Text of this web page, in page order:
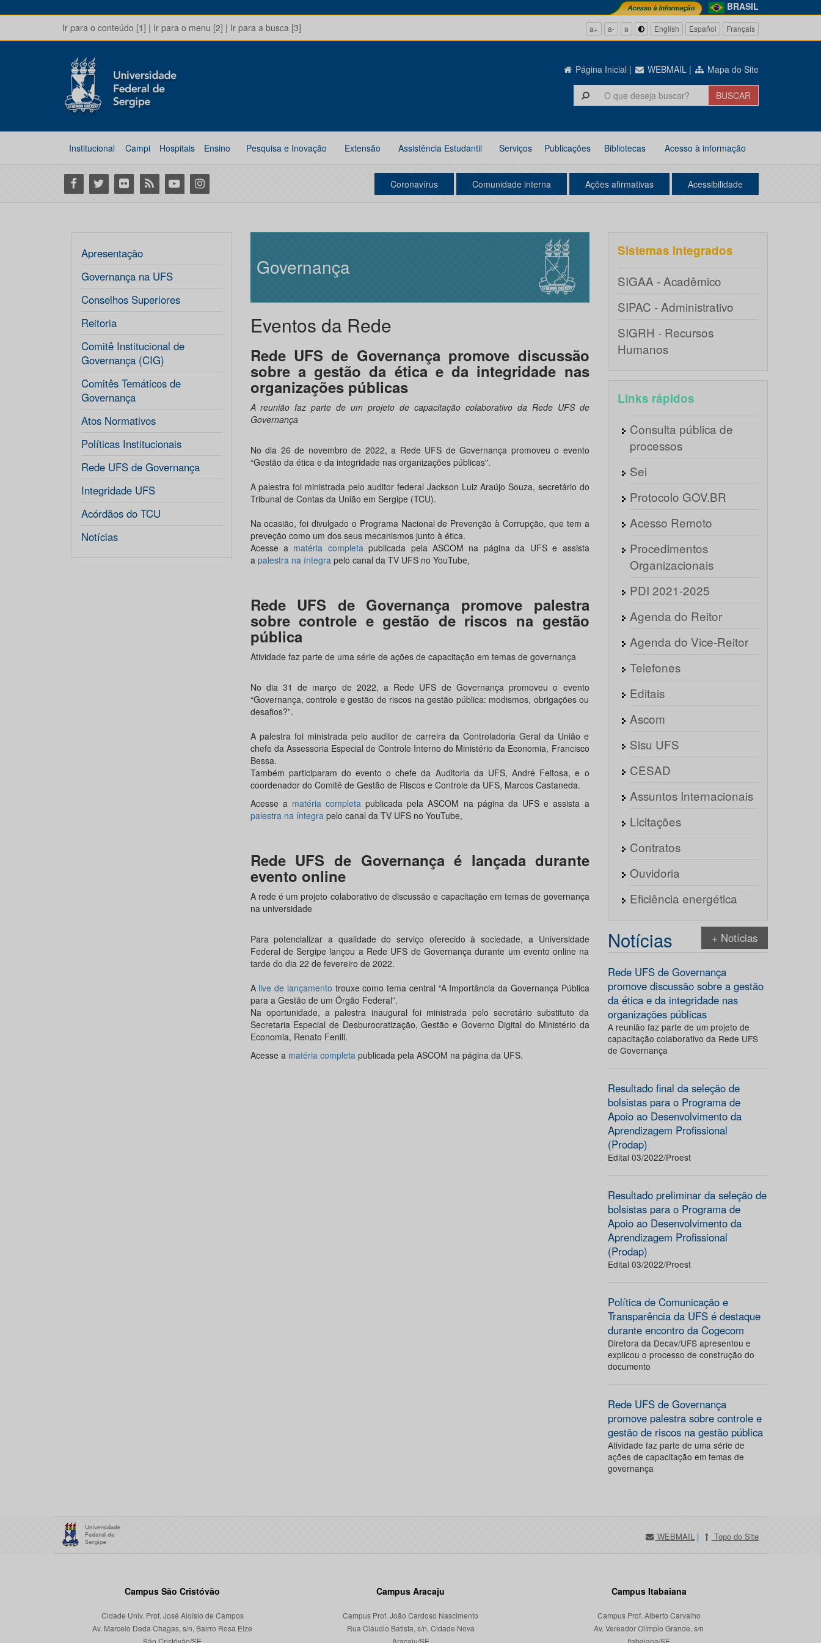
BRASIL
Ir para o conteúdo [1] | Ir para o menu [2] | Ir para a busca [3] a+ a- a English Español Français
Página Inicial | WEBMAIL | Mapa do Site
Institucional Campi Hospitais Ensino Pesquisa e Inovação Extensão Assistência Estudantil Serviços Publicações Bibliotecas Acesso à informação
Facebook
Twitter Flickr RSS YoutubeInstagram Coronavírus Comunidade interna Ações afirmativas Acessibilidade
Apresentação
Governança na UFS
Conselhos Superiores
Reitoria
Comitê Institucional de
Governança (CIG)
Comitês Temáticos de
Governança
Atos Normativos
Políticas Institucionais
Rede UFS de Governança
Integridade UFS
Acórdãos do TCU
Notícias
Governança
Eventos da Rede
Rede UFS de Governança promove discussão
sobre a gestão da ética e da integridade nas
organizações públicas
A reunião faz parte de um projeto de capacitação colaborativo da Rede UFS de
Governança
No dia 26 de novembro de 2022, a Rede UFS de Governança promoveu o evento
“Gestão da ética e da integridade nas organizações públicas".
A palestra foi ministrada pelo auditor federal Jackson Luiz Araújo Souza, secretário do
Tribunal de Contas da União em Sergipe (TCU).
Na ocasião, foi divulgado o Programa Nacional de Prevenção à Corrupção, que tem a
preveção como um dos seus mecanismos junto à ética.
Acesse amatéria completapublicada pela ASCOM na página da UFS e assista
a palestra na íntegrapelo canal da TV UFS no YouTube,
Rede UFS de Governança promove palestra
sobre controle e gestão de riscos na gestão
pública
Atividade faz parte de uma série de ações de capacitação em temas de governança
No dia 31 de março de 2022, a Rede UFS de Governança promoveu o evento
“Governança, controle e gestão de riscos na gestão pública: modismos, obrigações ou
desafios?”.
A palestra foi ministrada pelo auditor de carreira da Controladoria Geral da União e
chefe da Assessoria Especial de Controle Interno do Ministério da Economia, Francisco
Bessa.
Também participaram do evento o chefe da Auditoria da UFS, André Feitosa, e o
coordenador do Comitê de Gestão de Riscos e Controle da UFS, Marcos Castaneda.
Acesse a matéria completapublicada pela ASCOM na página da UFS e assista a
palestra na íntegrapelo canal da TV UFS no YouTube,
Rede UFS de Governança é lançada durante
evento online
A rede é um projeto colaborativo de discussão e capacitação em temas de governança
na universidade
Para potencializar a qualidade do serviço oferecido à sociedade, a Universidade
Federal de Sergipe lançou a Rede UFS de Governança durante um evento online na
tarde do dia 22 de fevereiro de 2022.
A live de lançamento trouxe como tema central “A Importância da Governança Pública
para a Gestão de um Órgão Federal”.
Na oportunidade, a palestra inaugural foi ministrada pelo secretário substituto da
Secretaria Especial de Desburocratização, Gestão e Governo Digital do Ministério da
Economia, Renato Fenili.
Acesse a matéria completapublicada pela ASCOM na página da UFS.
Sistemas integrados
SIGAA - Acadêmico
SIPAC - Administrativo
SIGRH - Recursos
Humanos
Links rápidos
Consulta pública de
processos
Sei
Protocolo GOV.BR
Acesso Remoto
Procedimentos
Organizacionais
PDI 2021-2025
Agenda do Reitor
Agenda do Vice-Reitor
Telefones
Editais
Ascom
Sisu UFS
CESAD
Assuntos Internacionais
Licitações
Contratos
Ouvidoria
Eficiência energética
Notícias + Notícias
Rede UFS de Governança
promove discussão sobre a gestão
da ética e da integridade nas
organizações públicas
A reunião faz parte de um projeto de
capacitação colaborativo da Rede UFS
de Governança
Resultado final da seleção de
bolsistas para o Programa de
Apoio ao Desenvolvimento da
Aprendizagem Profissional
(Prodap)
Edital 03/2022/Proest
Resultado preliminar da seleção de
bolsistas para o Programa de
Apoio ao Desenvolvimento da
Aprendizagem Profissional
(Prodap)
Edital 03/2022/Proest
Política de Comunicação e
Transparência da UFS é destaque
durante encontro da Cogecom
Diretora da Decav/UFS apresentou e
explicou o processo de construção do
documento
Rede UFS de Governança
promove palestra sobre controle e
gestão de riscos na gestão pública
Atividade faz parte de uma série de
ações de capacitação em temas de
governança
WEBMAIL | Topo do Site
Campus São Cristóvão
Cidade Univ. Prof. José Aloísio de Campos
Av. Marcelo Deda Chagas, s/n, Bairro Rosa Elze
São Cristóvão/SE
Campus Aracaju
Campus Prof. João Cardoso Nascimento
Rua Cláudio Batista, s/n, Cidade Nova
Aracaju/SE
Campus Itabaiana
Campus Prof. Alberto Carvalho
Av. Vereador Olímpio Grande, s/n
Itabaiana/SE